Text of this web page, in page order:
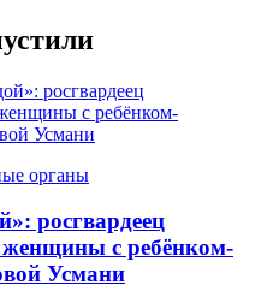
органы
росгвардеец
женщины с ребёнком-
Усмани